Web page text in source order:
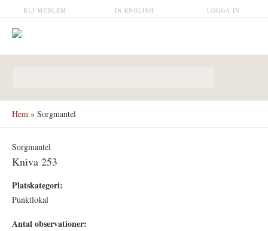
Hoppa till huvudinnehåll LOGGA IN
IN ENGLISH
BLI MEDLEM
Hem » Sorgmantel
Sorgmantel
Kniva 253
Platskategori:
Punktlokal
Antal observationer: